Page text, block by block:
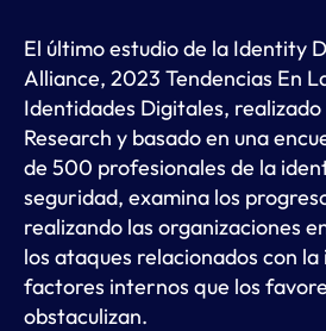
El último estudio de la Identity
Alliance, 2023 Tendencias En
Identidades Digitales,
Research y basado en una
de 500 profesionales de la
seguridad, examina los
realizando las organizaciones
los ataques relacionados con
factores internos que los
obstaculizan.